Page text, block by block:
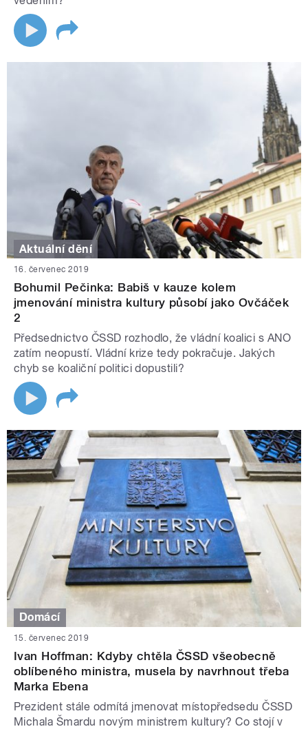
Aktuální dění
16. červenec 2019
Bohumil Pečinka: Babiš v kauze kolem
jmenování ministra kultury působí jako Ovčáček
2
Předsednictvo ČSSD rozhodlo, že vládní koalici s ANO
zatím neopustí. Vládní krize tedy pokračuje. Jakých
chyb se koaliční politici dopustili?
Domácí
15. červenec 2019
Ivan Hoffman: Kdyby chtěla ČSSD všeobecně
oblíbeného ministra, musela by navrhnout třeba
Marka Ebena
Prezident stále odmítá jmenovat místopředsedu ČSSD
Michala Šmardu novým ministrem kultury? Co stojí v